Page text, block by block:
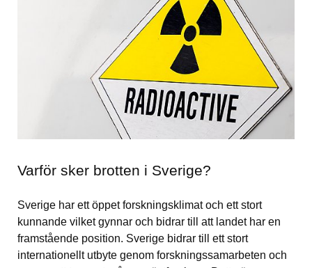
Varför sker brotten i Sverige?
Sverige har ett öppet forskningsklimat och ett stort
kunnande vilket gynnar och bidrar till att landet har en
framstående position. Sverige bidrar till ett stort
internationellt utbyte genom forskningssamarbeten och